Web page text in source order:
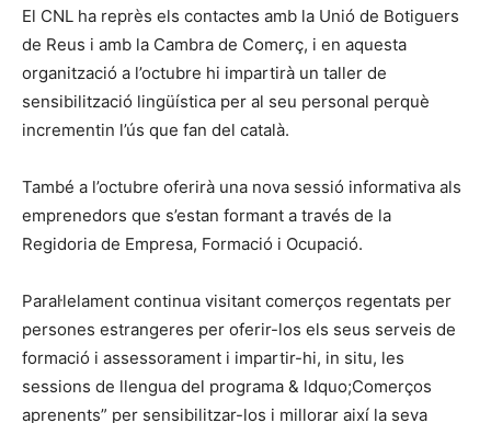
El CNL ha reprès els contactes amb la Unió de Botiguers
de Reus i amb la Cambra de Comerç, i en aquesta
organització a l’octubre hi impartirà un taller de
sensibilització lingüística per al seu personal perquè
incrementin l’ús que fan del català.
També a l’octubre oferirà una nova sessió informativa als
emprenedors que s’estan formant a través de la
Regidoria de Empresa, Formació i Ocupació.
Paral·lelament continua visitant comerços regentats per
persones estrangeres per oferir-los els seus serveis de
formació i assessorament i impartir-hi, in situ, les
sessions de llengua del programa & ldquo;Comerços
aprenents” per sensibilitzar-los i millorar així la seva